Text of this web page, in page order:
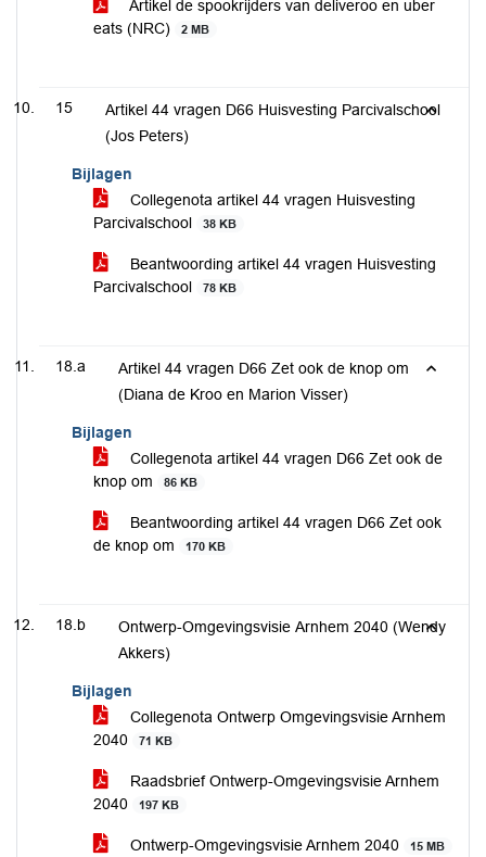
Artikel de spookrijders van deliveroo en uber
eats (NRC)
2 MB
15
Artikel 44 vragen D66 Huisvesting Parcivalschool
(Jos Peters)
Bijlagen
Collegenota artikel 44 vragen Huisvesting
Parcivalschool
38 KB
Beantwoording artikel 44 vragen Huisvesting
Parcivalschool
78 KB
18.a
Artikel 44 vragen D66 Zet ook de knop om
(Diana de Kroo en Marion Visser)
Bijlagen
Collegenota artikel 44 vragen D66 Zet ook de
knop om
86 KB
Beantwoording artikel 44 vragen D66 Zet ook
de knop om
170 KB
18.b
Ontwerp-Omgevingsvisie Arnhem 2040 (Wendy
Akkers)
Bijlagen
Collegenota Ontwerp Omgevingsvisie Arnhem
2040
71 KB
Raadsbrief Ontwerp-Omgevingsvisie Arnhem
2040
197 KB
Ontwerp-Omgevingsvisie Arnhem 2040 15 MB